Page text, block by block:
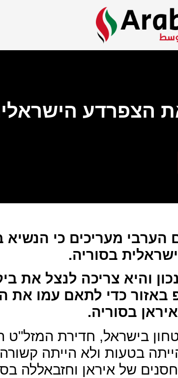
הצפרדע
הערבי מעריכים כי
בסוריה.
והיא צריכה לנצל את
כדי לתאם עמו את
בסוריה.
בישראל, חדירת
הייתה בטעות ולא הייתה
של איראן וחזבאללה